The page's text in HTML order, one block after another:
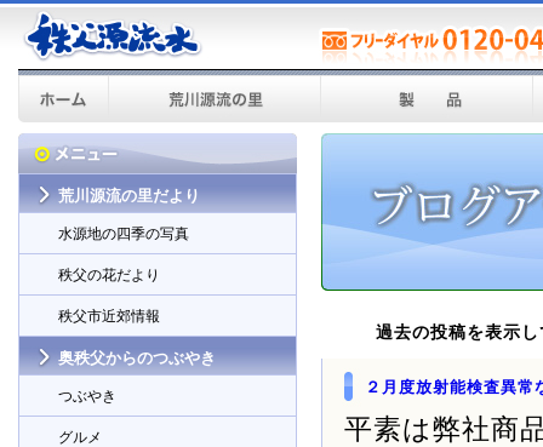
荒川源流の里だより
水源地の四季の写真
秩父の花だより
秩父市近郊情報
奥秩父からのつぶやき
つぶやき
グルメ
過去の投稿を表示
２月度放射能検査異常
平素は弊社商